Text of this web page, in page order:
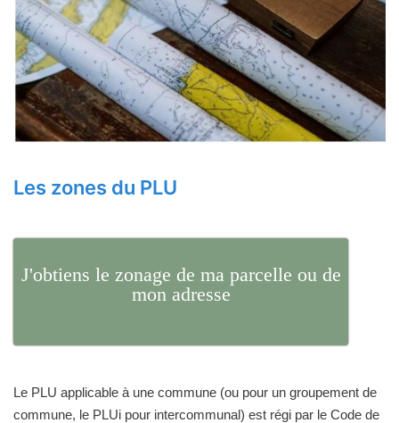
Les zones du PLU
J'obtiens le zonage de ma parcelle ou de
mon adresse
Le PLU applicable à une commune (ou pour un groupement de
commune, le PLUi pour intercommunal) est régi par le Code de